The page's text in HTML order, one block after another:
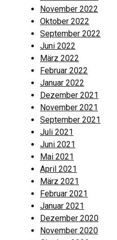
November 2022
Oktober 2022
September 2022
Juni 2022
März 2022
Februar 2022
Januar 2022
Dezember 2021
November 2021
September 2021
Juli 2021
Juni 2021
Mai 2021
April 2021
März 2021
Februar 2021
Januar 2021
Dezember 2020
November 2020